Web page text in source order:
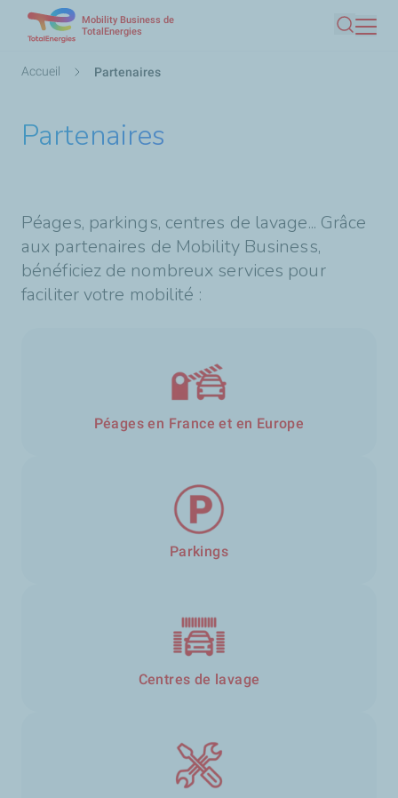
Mobility Business de
TotalEnergies
Fil
Accueil Partenaires
Partenaires
Péages, parkings, centres de lavage... Grâce
aux partenaires de Mobility Business,
bénéficiez de nombreux services pour
faciliter votre mobilité :
Péages en France et en Europe
Parkings
Centres de lavage